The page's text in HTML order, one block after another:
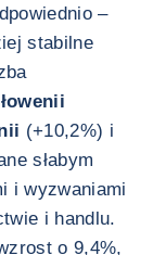
–
stabilne
(+10,2%) i
słabym
i wyzwaniami
i handlu.
o 9,4%,